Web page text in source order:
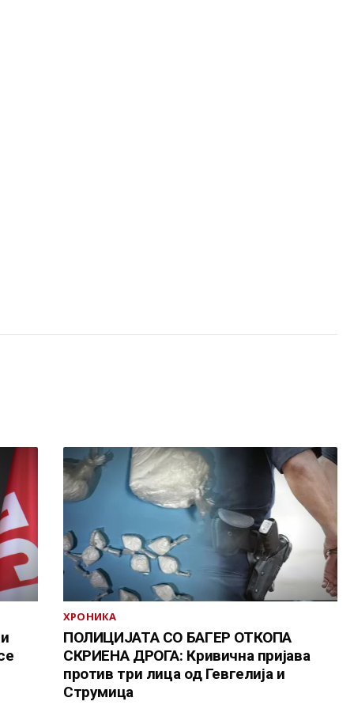
ХРОНИКА
ПОЛИЦИЈАТА СО БАГЕР ОТКОПА
СКРИЕНА ДРОГА: Кривична пријава
против три лица од Гевгелија и
Струмица